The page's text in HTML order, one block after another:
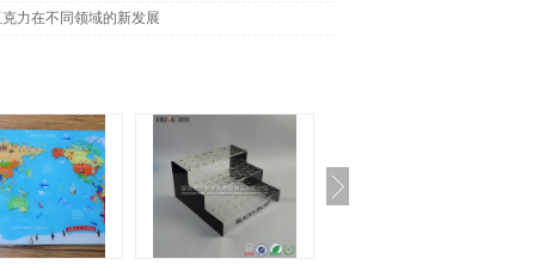
力在不同领域的新发展